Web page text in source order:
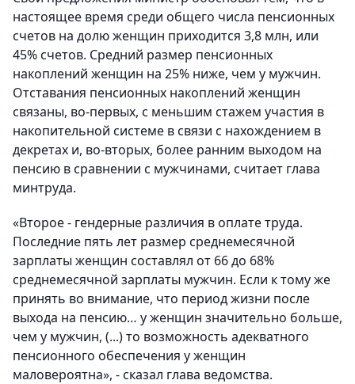
настоящее время среди общего числа пенсионных
счетов на долю женщин приходится 3,8 млн, или
45% счетов. Средний размер пенсионных
накоплений женщин на 25% ниже, чем у мужчин.
Отставания пенсионных накоплений женщин
связаны, во-первых, с меньшим стажем участия в
накопительной системе в связи с нахождением в
декретах и, во-вторых, более ранним выходом на
пенсию в сравнении с мужчинами, считает глава
минтруда.
«Второе - гендерные различия в оплате труда.
Последние пять лет размер среднемесячной
зарплаты женщин составлял от 66 до 68%
среднемесячной зарплаты мужчин. Если к тому же
принять во внимание, что период жизни после
выхода на пенсию… у женщин значительно больше,
чем у мужчин, (...) то возможность адекватного
пенсионного обеспечения у женщин
маловероятна», - сказал глава ведомства.